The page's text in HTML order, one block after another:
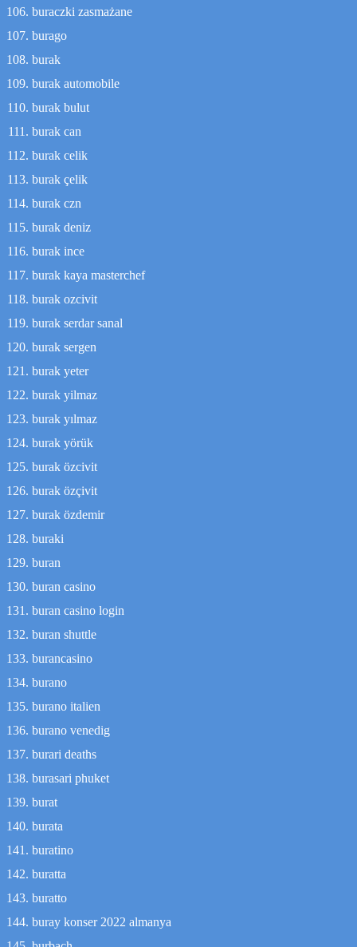
buraczki zasmażane
burago
burak
burak automobile
burak bulut
burak can
burak celik
burak çelik
burak czn
burak deniz
burak ince
burak kaya masterchef
burak ozcivit
burak serdar sanal
burak sergen
burak yeter
burak yilmaz
burak yılmaz
burak yörük
burak özcivit
burak özçivit
burak özdemir
buraki
buran
buran casino
buran casino login
buran shuttle
burancasino
burano
burano italien
burano venedig
burari deaths
burasari phuket
burat
burata
buratino
buratta
buratto
buray konser 2022 almanya